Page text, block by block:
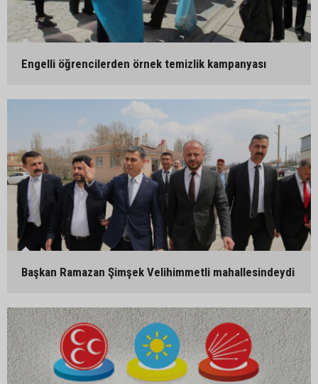
Engelli öğrencilerden örnek temizlik kampanyası
Başkan Ramazan Şimşek Velihimmetli mahallesindeydi